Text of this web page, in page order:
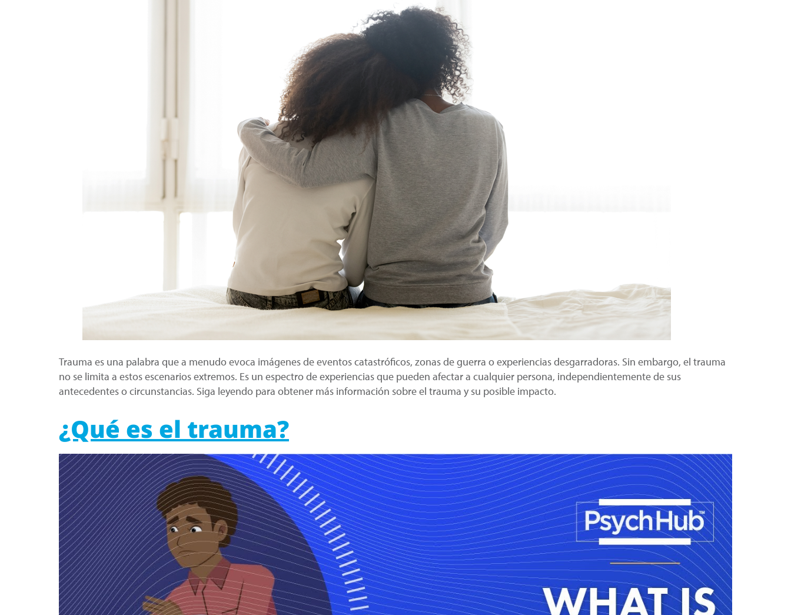
Trauma es una palabra que a menudo evoca imágenes de eventos catastróficos, zonas de guerra o experiencias desgarradoras. Sin embargo, el trauma
no se limita a estos escenarios extremos. Es un espectro de experiencias que pueden afectar a cualquier persona, independientemente de sus
antecedentes o circunstancias. Siga leyendo para obtener más información sobre el trauma y su posible impacto.
¿Qué es el trauma?